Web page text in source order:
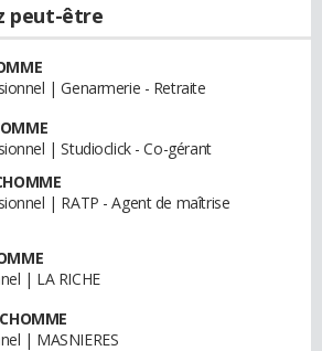
peut-être
| Genarmerie - Retraite
| Studioclick - Co-gérant
| RATP - Agent de maîtrise
| LA RICHE
| MASNIERES